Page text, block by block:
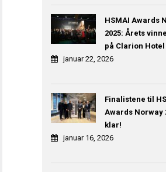
HSMAI Awards
2025: Årets
på Clarion Hotel
januar 22, 2026
Finalistene til
Awards Norway
klar!
januar 16, 2026